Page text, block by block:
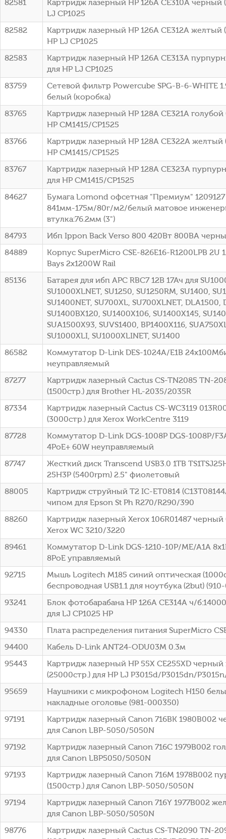
82581
Картридж лазерный HP 126A CE310A черный
LJ CP1025
82582
Картридж лазерный HP 126A CE312A желтый
HP LJ CP1025
82583
Картридж лазерный HP 126A CE313A
для HP LJ CP1025
83759
Сетевой фильтр Powercube SPG-B-6-WHITE
белый (коробка)
83765
Картридж лазерный HP 128A CE321A голубой
HP CM1415/CP1525
83766
Картридж лазерный HP 128A CE322A желтый
HP CM1415/CP1525
83767
Картридж лазерный HP 128A CE323A
для HP CM1415/CP1525
84627
Бумага Lomond офсетная "Премиум" 1209127
841мм-175м/80г/м2/белый матовое
втулка:76.2мм (3")
84793
Ибп Ippon Back Verso 800 420Вт 800ВА
84889
Корпус SuperMicro CSE-826E16-R1200LPB 2U
Bays 2x1200W Rail
85136
Батарея для ибп APC RBC7 12В 17Ач для
SU1000XLNET, SU1250, SU1250RM, SU1400,
SU1400NET, SU700XL, SU700XLNET, DLA1500,
SU1400BX120, SU1400X106, SU1400X145,
SUA1500X93, SUVS1400, BP1400X116,
SU1000XLI, SU1000XLINET, SU1400
86582
Коммутатор D-Link DES-1024A/E1B
неуправляемый
87277
Картридж лазерный Cactus CS-TN2085 TN-
(1500стр.) для Brother HL-2035/2035R
87334
Картридж лазерный Cactus CS-WC3119
(3000стр.) для Xerox WorkCentre 3119
87728
Коммутатор D-Link DGS-1008P DGS-1008P/
4PoE+ 60W неуправляемый
87747
Жесткий диск Transcend USB3.0 1TB
25H3P (5400rpm) 2.5" фиолетовый
88005
Картридж струйный T2 IC-ET0814
чипом для Epson St Ph R270/R290/390
88260
Картридж лазерный Xerox 106R01487 черный
Xerox WC 3210/3220
89461
Коммутатор D-Link DGS-1210-10P/ME/A1A
8PoE управляемый
92715
Мышь Logitech M185 синий оптическая
беспроводная USB1.1 для ноутбука (2but)
93241
Блок фотобарабана HP 126A CE314A ч/
для LJ CP1025 HP
94330
Плата распределения питания SuperMicro
94400
Кабель D-Link ANT24-ODU03M 0.3м
95443
Картридж лазерный HP 55X CE255XD черный
(25000стр.) для HP LJ P3015d/P3015dn/
95659
Наушники с микрофоном Logitech H150
накладные оголовье (981-000350)
97191
Картридж лазерный Canon 716BK 1980B002
для Canon LBP-5050/5050N
97192
Картридж лазерный Canon 716C 1979B002
для Canon LBP5050/5050N
97193
Картридж лазерный Canon 716M 1978B002
(1500стр.) для Canon LBP-5050/5050N
97194
Картридж лазерный Canon 716Y 1977B002
для Canon LBP-5050/5050N
98776
Картридж лазерный Cactus CS-TN2090 TN-